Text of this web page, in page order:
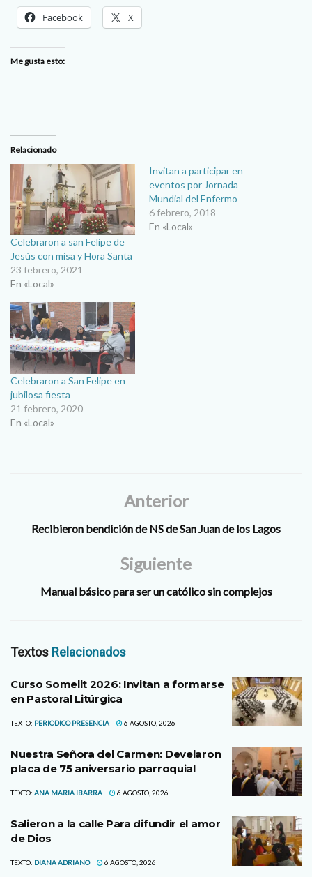
Facebook X
Me gusta esto:
Relacionado
Celebraron a san Felipe de
Jesús con misa y Hora Santa
23 febrero, 2021
En «Local»
Invitan a participar en
eventos por Jornada
Mundial del Enfermo
6 febrero, 2018
En «Local»
Celebraron a San Felipe en
jubilosa fiesta
21 febrero, 2020
En «Local»
Anterior
Recibieron bendición de NS de San Juan de los Lagos
Siguiente
Manual básico para ser un católico sin complejos
Textos Relacionados
Curso Somelit 2026: Invitan a formarse
en Pastoral Litúrgica
TEXTO: PERIODICO PRESENCIA 6 AGOSTO, 2026
Nuestra Señora del Carmen: Develaron
placa de 75 aniversario parroquial
TEXTO: ANA MARIA IBARRA 6 AGOSTO, 2026
Salieron a la calle Para difundir el amor
de Dios
TEXTO: DIANA ADRIANO 6 AGOSTO, 2026